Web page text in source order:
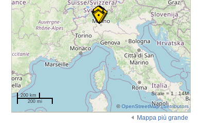
200 km
200 mi
Scale = 1 : 14M
©OpenStreetMap contributors
Mappa più grande